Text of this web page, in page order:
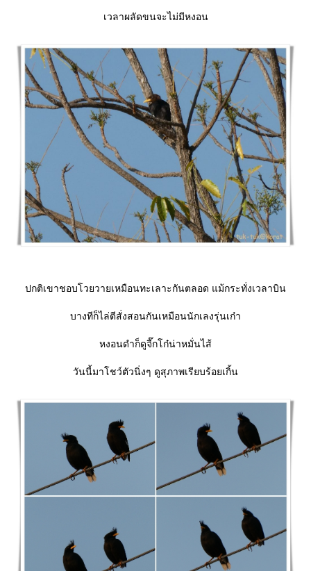
เวลาผลัดขนจะไม่มีหงอน
ปกติเขาชอบโวยวายเหมือนทะเลาะกันตลอด แม้กระทั่งเวลาบิน
บางทีก็ไล่ตีสั่งสอนกันเหมือนนักเลงรุ่นเก๋า
หงอนดำก็ดูจื๊กโก๋น่าหมั่นไส้
วันนี้มาโชว์ตัวนิ่งๆ ดูสุภาพเรียบร้อยเกิ้น